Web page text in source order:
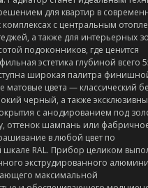
для квартир в
с центральным
а также для интерьерных
подоконников, где ценится
эстетика глубиной всего
широкая палитра
матовые цвета — классический
черный, а также
с анодированием под
оттенок шампань или
в любой цвет по
RAL. Прибор целиком
экструдированного
максимальной